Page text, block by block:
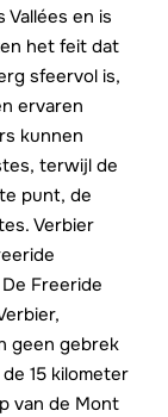
en is
het feit dat
sfeervol is,
ervaren
kunnen
terwijl de
punt, de
Verbier
Freeride
geen gebrek
15 kilometer
van de Mont